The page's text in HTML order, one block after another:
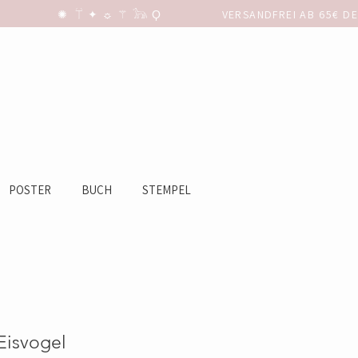
POSTER BUCH STEMPEL